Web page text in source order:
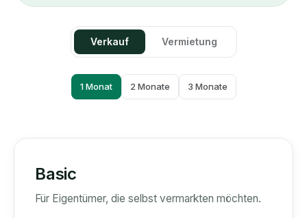
Verkauf Vermietung
1 Monat 2 Monate 3 Monate
Basic
Für Eigentümer, die selbst vermarkten möchten.